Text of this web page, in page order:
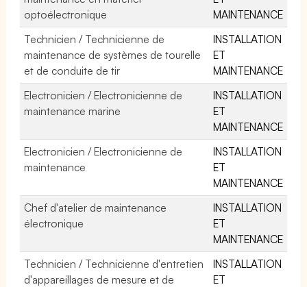
optoélectronique
MAINTENANCE
Technicien / Technicienne de
maintenance de systèmes de tourelle
et de conduite de tir
INSTALLATION
ET
MAINTENANCE
Electronicien / Electronicienne de
maintenance marine
INSTALLATION
ET
MAINTENANCE
Electronicien / Electronicienne de
maintenance
INSTALLATION
ET
MAINTENANCE
Chef d'atelier de maintenance
électronique
INSTALLATION
ET
MAINTENANCE
Technicien / Technicienne d'entretien
d'appareillages de mesure et de
INSTALLATION
ET